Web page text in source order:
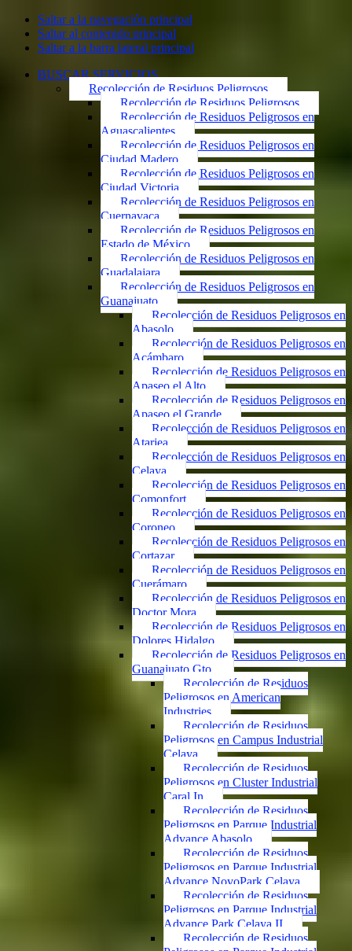
Saltar a la navegación principal
Saltar al contenido principal
Saltar a la barra lateral principal
BUSCAR SERVICIOS
Recolección de Residuos Peligrosos
Recolección de Residuos Peligrosos
Recolección de Residuos Peligrosos en
Aguascalientes
Recolección de Residuos Peligrosos en
Ciudad Madero
Recolección de Residuos Peligrosos en
Ciudad Victoria
Recolección de Residuos Peligrosos en
Cuernavaca
Recolección de Residuos Peligrosos en
Estado de México
Recolección de Residuos Peligrosos en
Guadalajara
Recolección de Residuos Peligrosos en
Guanajuato
Recolección de Residuos Peligrosos en
Abasolo
Recolección de Residuos Peligrosos en
Acámbaro
Recolección de Residuos Peligrosos en
Apaseo el Alto
Recolección de Residuos Peligrosos en
Apaseo el Grande
Recolección de Residuos Peligrosos en
Atarjea
Recolección de Residuos Peligrosos en
Celaya
Recolección de Residuos Peligrosos en
Comonfort
Recolección de Residuos Peligrosos en
Coroneo
Recolección de Residuos Peligrosos en
Cortazar
Recolección de Residuos Peligrosos en
Cuerámaro
Recolección de Residuos Peligrosos en
Doctor Mora
Recolección de Residuos Peligrosos en
Dolores Hidalgo
Recolección de Residuos Peligrosos en
Guanajuato Gto.
Recolección de Residuos
Peligrosos en American
Industries
Recolección de Residuos
Peligrosos en Campus Industrial
Celaya
Recolección de Residuos
Peligrosos en Cluster Industrial
Caral In
Recolección de Residuos
Peligrosos en Parque Industrial
Advance Abasolo
Recolección de Residuos
Peligrosos en Parque Industrial
Advance NovoPark Celaya
Recolección de Residuos
Peligrosos en Parque Industrial
Advance Park Celaya II
Recolección de Residuos